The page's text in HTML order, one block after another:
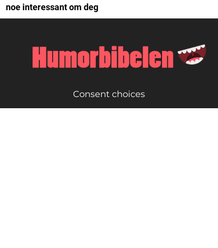
noe interessant om deg
Consent choices